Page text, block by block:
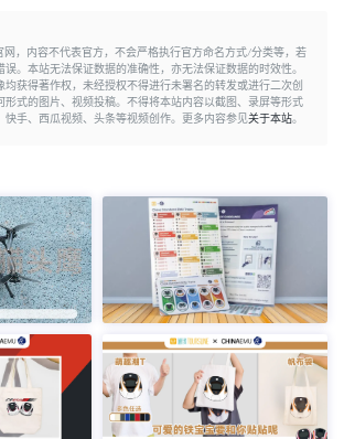
网，内容不代表官方，不会严格执行官方命名方式/分类等，若
。本站无法保证数据的准确性，亦无法保证数据的时效性。
均获得著作权，未经授权不得进行未署名的转发或进行二次创
形式的图片、视频投稿。不得将本站内容以截图、录屏等形式
快手、西瓜视频、头条等视频创作。更多内容参见关于本站。